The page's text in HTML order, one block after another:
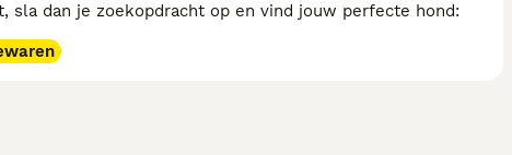
dan je zoekopdracht op en vind jouw perfecte hond: